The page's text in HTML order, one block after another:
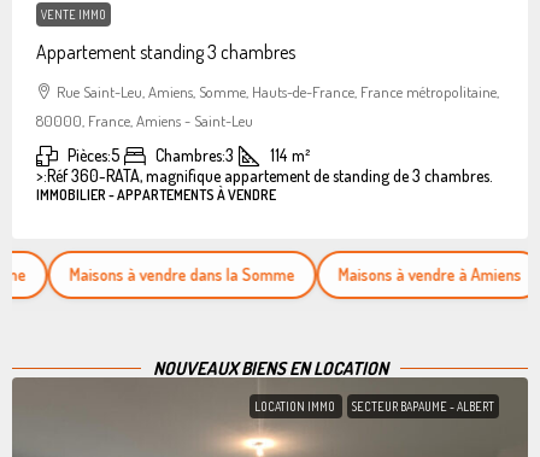
VENTE IMMO
Appartement standing 3 chambres
Rue Saint-Leu, Amiens, Somme, Hauts-de-France, France métropolitaine,
80000, France, Amiens - Saint-Leu
Pièces:5 Chambres:3 114 m²
>:Réf 360-RATA, magnifique appartement de standing de 3 chambres.
IMMOBILIER - APPARTEMENTS À VENDRE
Maisons à vendre dans la Somme Maisons à vendre à Amiens
NOUVEAUX BIENS EN LOCATION
LOCATION IMMO SECTEUR BAPAUME - ALBERT